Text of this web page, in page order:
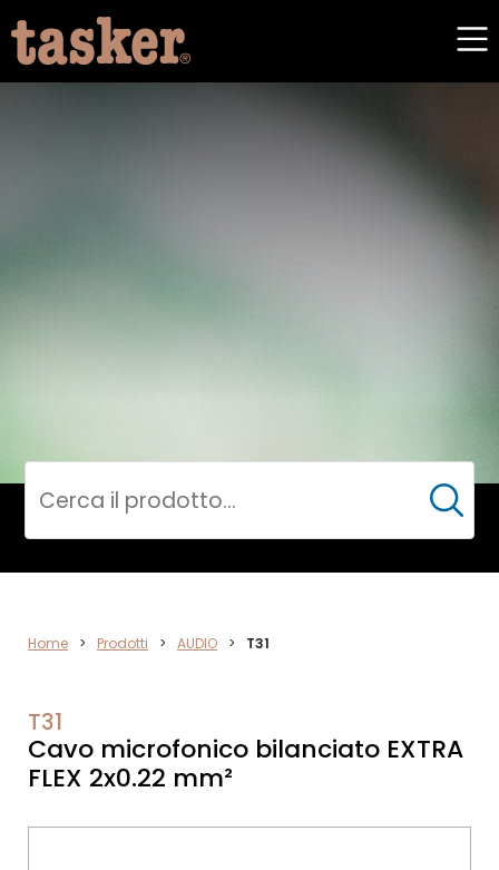
VIDEO
Cerca
Home > Prodotti > AUDIO > T31
T31
Cavo microfonico bilanciato EXTRA
FLEX 2x0.22 mm²